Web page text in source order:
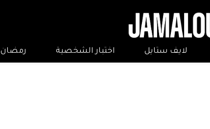
لايف ستايل اختبار الشخصية رمضان